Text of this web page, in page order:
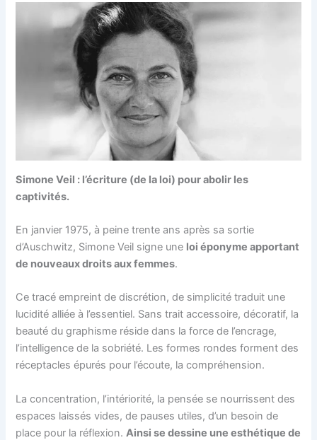
Simone Veil : l’écriture (de la loi) pour abolir les
captivités.
En janvier 1975, à peine trente ans après sa sortie
d’Auschwitz, Simone Veil signe une loi éponyme apportant
de nouveaux droits aux femmes.
Ce tracé empreint de discrétion, de simplicité traduit une
lucidité alliée à l’essentiel. Sans trait accessoire, décoratif, la
beauté du graphisme réside dans la force de l’encrage,
l’intelligence de la sobriété. Les formes rondes forment des
réceptacles épurés pour l’écoute, la compréhension.
La concentration, l’intériorité, la pensée se nourrissent des
espaces laissés vides, de pauses utiles, d’un besoin de
place pour la réflexion.Ainsi se dessine une esthétique de